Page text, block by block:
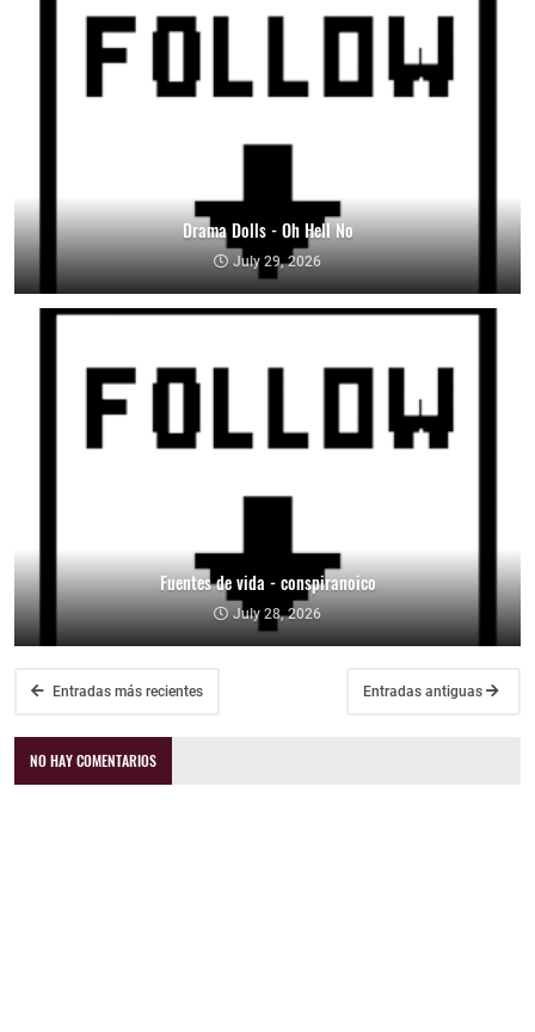
Drama Dolls - Oh Hell No
July 29, 2026
Fuentes de vida - conspiranoico
July 28, 2026
Entradas más recientes Entradas antiguas
NO HAY COMENTARIOS